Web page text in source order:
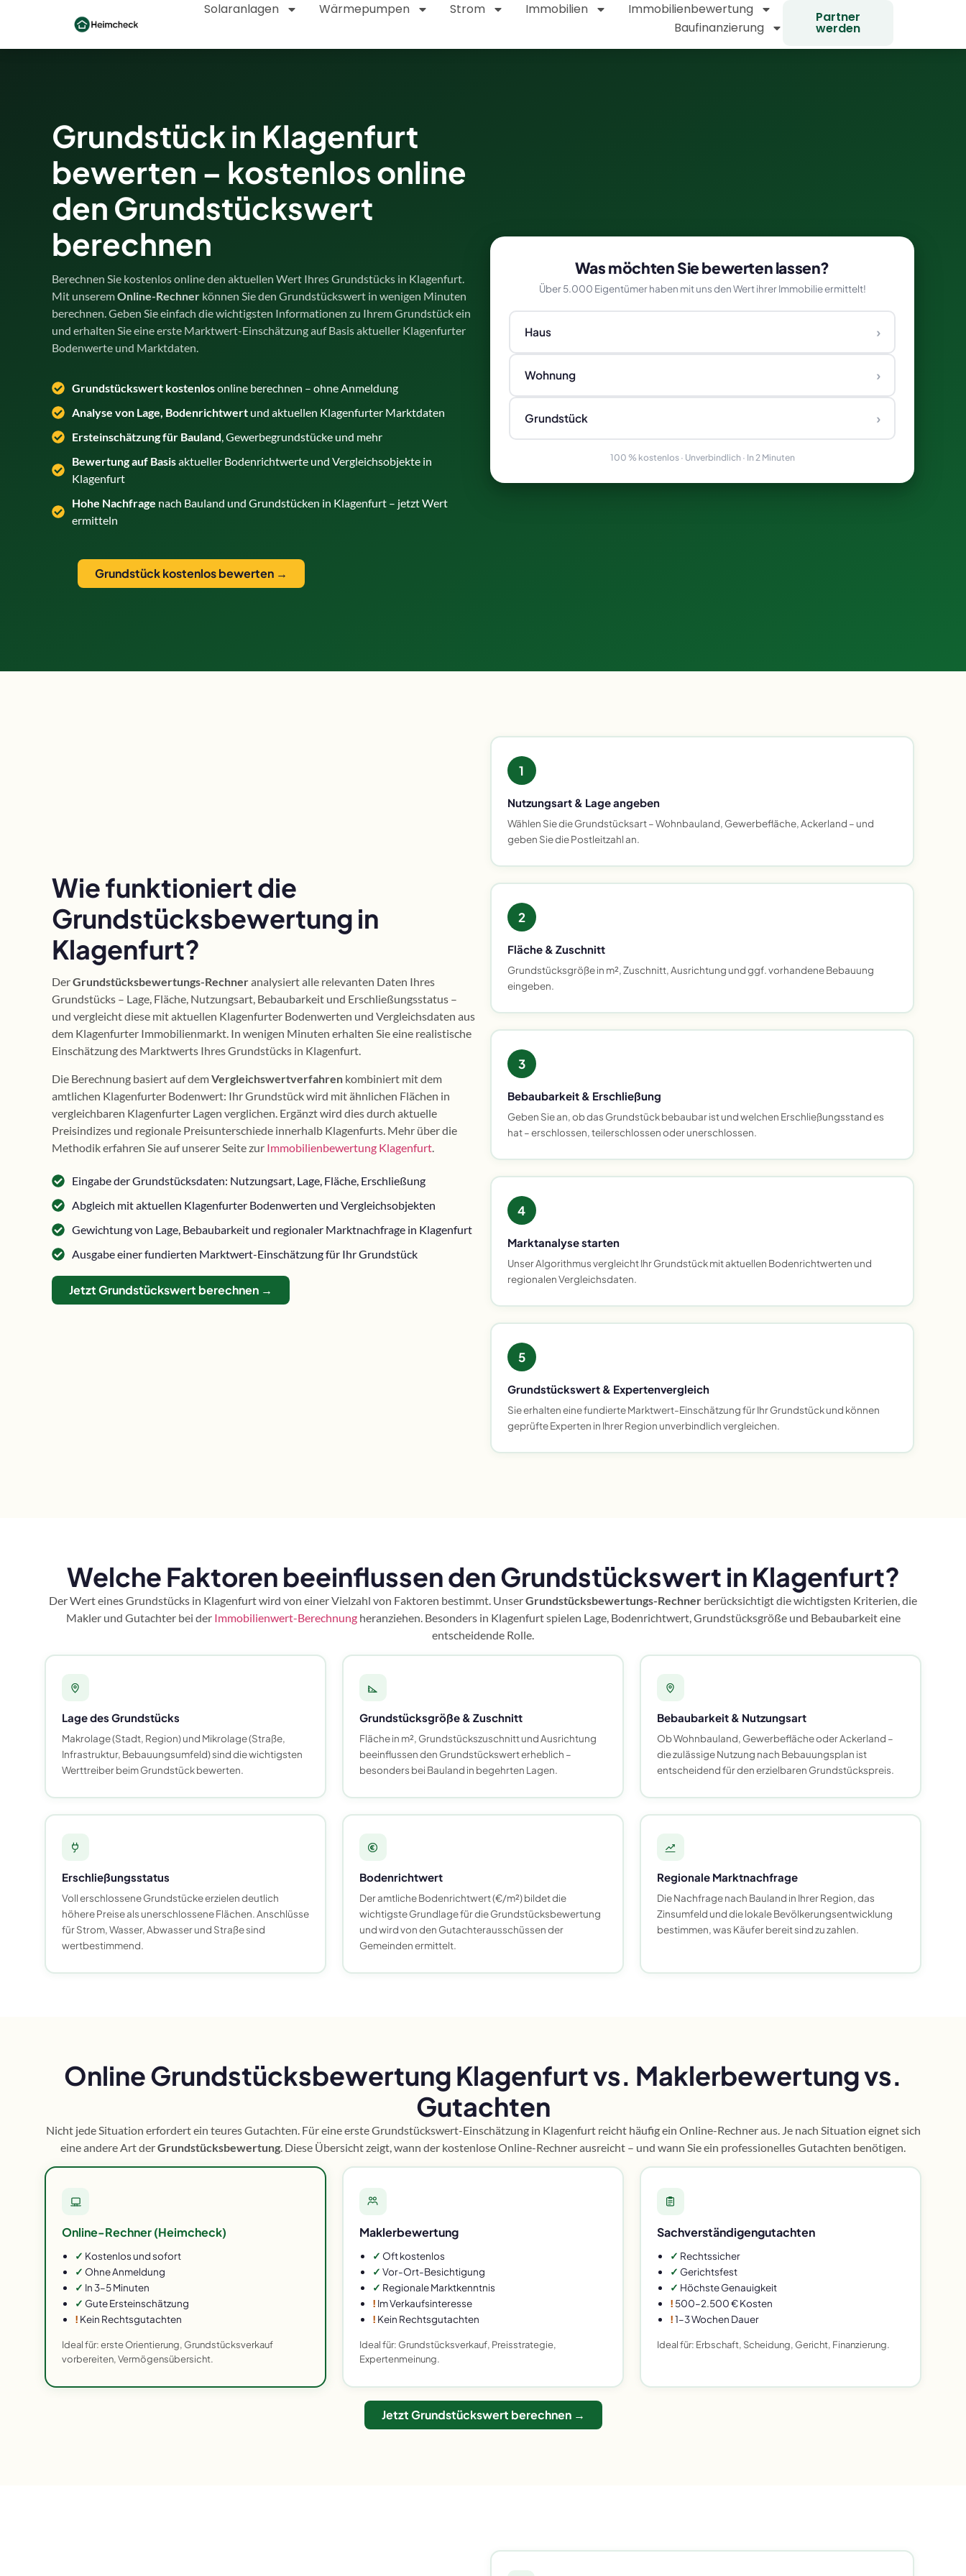
Solaranlagen Wärmepumpen Strom Immobilien
Immobilienbewertung
Baufinanzierung
Partner
werden
Grundstück in Klagenfurt
bewerten – kostenlos online
den Grundstückswert
berechnen
Berechnen Sie kostenlos online den aktuellen Wert Ihres Grundstücks in Klagenfurt.
Mit unseremOnline-Rechner können Sie den Grundstückswert in wenigen Minuten
berechnen. Geben Sie einfach die wichtigsten Informationen zu Ihrem Grundstück ein
und erhalten Sie eine erste Marktwert-Einschätzung auf Basis aktueller Klagenfurter
Bodenwerte und Marktdaten.
Grundstückswert kostenlosonline berechnen – ohne Anmeldung
Analyse von Lage, Bodenrichtwertund aktuellen Klagenfurter Marktdaten
Ersteinschätzung für Bauland, Gewerbegrundstücke und mehr
Bewertung auf Basisaktueller Bodenrichtwerte und Vergleichsobjekte in
Klagenfurt
Hohe Nachfrage nach Bauland und Grundstücken in Klagenfurt – jetzt Wert
ermitteln
Grundstück kostenlos bewerten →
Was möchten Sie bewerten lassen?
Über 5.000 Eigentümer haben mit uns den Wert ihrer Immobilie ermittelt!
Haus ›
Wohnung ›
Grundstück ›
100 % kostenlos · Unverbindlich · In 2 Minuten
Wie funktioniert die
Grundstücksbewertung in
Klagenfurt?
DerGrundstücksbewertungs-Rechneranalysiert alle relevanten Daten Ihres
Grundstücks – Lage, Fläche, Nutzungsart, Bebaubarkeit und Erschließungsstatus –
und vergleicht diese mit aktuellen Klagenfurter Bodenwerten und Vergleichsdaten aus
dem Klagenfurter Immobilienmarkt. In wenigen Minuten erhalten Sie eine realistische
Einschätzung des Marktwerts Ihres Grundstücks in Klagenfurt.
Die Berechnung basiert auf demVergleichswertverfahren kombiniert mit dem
amtlichen Klagenfurter Bodenwert: Ihr Grundstück wird mit ähnlichen Flächen in
vergleichbaren Klagenfurter Lagen verglichen. Ergänzt wird dies durch aktuelle
Preisindizes und regionale Preisunterschiede innerhalb Klagenfurts. Mehr über die
Methodik erfahren Sie auf unserer Seite zur Immobilienbewertung Klagenfurt.
Eingabe der Grundstücksdaten: Nutzungsart, Lage, Fläche, Erschließung
Abgleich mit aktuellen Klagenfurter Bodenwerten und Vergleichsobjekten
Gewichtung von Lage, Bebaubarkeit und regionaler Marktnachfrage in Klagenfurt
Ausgabe einer fundierten Marktwert-Einschätzung für Ihr Grundstück
Jetzt Grundstückswert berechnen →
1
Nutzungsart & Lage angeben
Wählen Sie die Grundstücksart – Wohnbauland, Gewerbefläche, Ackerland – und
geben Sie die Postleitzahl an.
2
Fläche & Zuschnitt
Grundstücksgröße in m², Zuschnitt, Ausrichtung und ggf. vorhandene Bebauung
eingeben.
3
Bebaubarkeit & Erschließung
Geben Sie an, ob das Grundstück bebaubar ist und welchen Erschließungsstand es
hat – erschlossen, teilerschlossen oder unerschlossen.
4
Marktanalyse starten
Unser Algorithmus vergleicht Ihr Grundstück mit aktuellen Bodenrichtwerten und
regionalen Vergleichsdaten.
5
Grundstückswert & Expertenvergleich
Sie erhalten eine fundierte Marktwert-Einschätzung für Ihr Grundstück und können
geprüfte Experten in Ihrer Region unverbindlich vergleichen.
Welche Faktoren beeinflussen den Grundstückswert in Klagenfurt?
Der Wert eines Grundstücks in Klagenfurt wird von einer Vielzahl von Faktoren bestimmt. UnserGrundstücksbewertungs-Rechner berücksichtigt die wichtigsten Kriterien, die
Makler und Gutachter bei der Immobilienwert-Berechnungheranziehen. Besonders in Klagenfurt spielen Lage, Bodenrichtwert, Grundstücksgröße und Bebaubarkeit eine
entscheidende Rolle.
Lage des Grundstücks
Makrolage (Stadt, Region) und Mikrolage (Straße,
Infrastruktur, Bebauungsumfeld) sind die wichtigsten
Werttreiber beim Grundstück bewerten.
Grundstücksgröße & Zuschnitt
Fläche in m², Grundstückszuschnitt und Ausrichtung
beeinflussen den Grundstückswert erheblich –
besonders bei Bauland in begehrten Lagen.
Bebaubarkeit & Nutzungsart
Ob Wohnbauland, Gewerbefläche oder Ackerland –
die zulässige Nutzung nach Bebauungsplan ist
entscheidend für den erzielbaren Grundstückspreis.
Erschließungsstatus
Voll erschlossene Grundstücke erzielen deutlich
höhere Preise als unerschlossene Flächen. Anschlüsse
für Strom, Wasser, Abwasser und Straße sind
wertbestimmend.
Bodenrichtwert
Der amtliche Bodenrichtwert (€/m²) bildet die
wichtigste Grundlage für die Grundstücksbewertung
und wird von den Gutachterausschüssen der
Gemeinden ermittelt.
Regionale Marktnachfrage
Die Nachfrage nach Bauland in Ihrer Region, das
Zinsumfeld und die lokale Bevölkerungsentwicklung
bestimmen, was Käufer bereit sind zu zahlen.
Online Grundstücksbewertung Klagenfurt vs. Maklerbewertung vs.
Gutachten
Nicht jede Situation erfordert ein teures Gutachten. Für eine erste Grundstückswert-Einschätzung in Klagenfurt reicht häufig ein Online-Rechner aus. Je nach Situation eignet sich
eine andere Art derGrundstücksbewertung . Diese Übersicht zeigt, wann der kostenlose Online-Rechner ausreicht – und wann Sie ein professionelles Gutachten benötigen.
Online-Rechner (Heimcheck)
✓ Kostenlos und sofort
✓ Ohne Anmeldung
✓ In 3–5 Minuten
✓ Gute Ersteinschätzung
! Kein Rechtsgutachten
Ideal für: erste Orientierung, Grundstücksverkauf
vorbereiten, Vermögensübersicht.
Maklerbewertung
✓ Oft kostenlos
✓ Vor-Ort-Besichtigung
✓ Regionale Marktkenntnis
! Im Verkaufsinteresse
! Kein Rechtsgutachten
Ideal für: Grundstücksverkauf, Preisstrategie,
Expertenmeinung.
Sachverständigengutachten
✓ Rechtssicher
✓ Gerichtsfest
✓ Höchste Genauigkeit
! 500–2.500 € Kosten
!1–3 Wochen Dauer
Ideal für: Erbschaft, Scheidung, Gericht, Finanzierung.
Jetzt Grundstückswert berechnen →